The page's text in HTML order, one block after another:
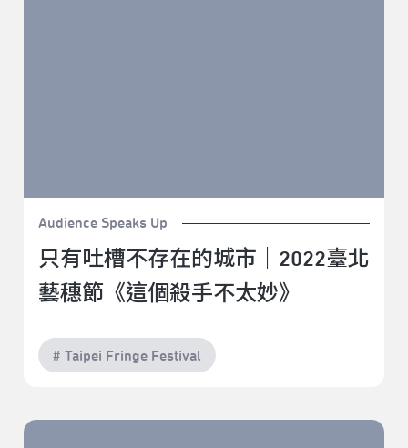
Audience Speaks Up
只有吐槽不存在的城市｜2022臺北
藝穗節《這個殺手不太妙》
# Taipei Fringe Festival
怎麼總留遺憾的《愛滋味》｜2022臺北藝穗節《愛滋